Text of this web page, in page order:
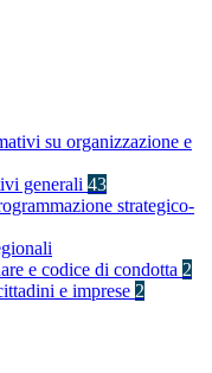
su organizzazione e
generali 43
strategico-
e codice di condotta 2
e imprese 2